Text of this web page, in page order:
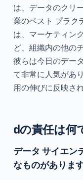
は、データのクリ
業のベスト プラク
は、マーケティン
ど、組織内の他の
彼らは今日のデー
て非常に人気があ
用の伸びに反映さ
dの責任は何
データ サイエン
なものがあります